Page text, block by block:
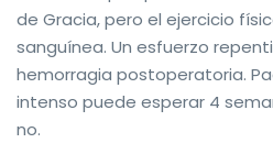
de Gracia, pero el ejercicio
sanguínea. Un esfuerzo
hemorragia postoperatoria.
intenso puede esperar 4
no.